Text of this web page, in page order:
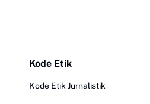
Kode Etik
Kode Etik Jurnalistik